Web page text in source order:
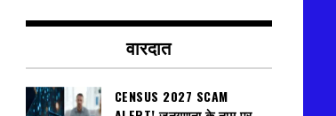
वारदात
CENSUS 2027 SCAM